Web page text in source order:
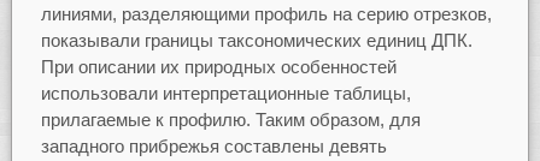
линиями, разделяющими профиль на серию отрезков,
показывали границы таксономических единиц ДПК.
При описании их природных особенностей
использовали интерпретационные таблицы,
прилагаемые к профилю. Таким образом, для
западного прибрежья составлены девять